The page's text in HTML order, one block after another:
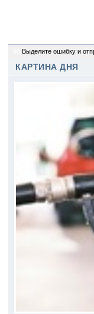
Выделите ошибку и
КАРТИНА ДНЯ